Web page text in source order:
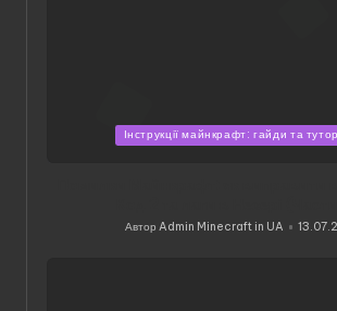
ОпублікованоІнструкції майнкрафт: гайди та
Опубліковано
АвторAdmin Minecraft in UA